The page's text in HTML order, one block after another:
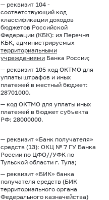
— реквизит 104 -
соответствующий код
классификации доходов
бюджетов Российской
Федерации (КБК): из Перечня
КБК, администрируемых
территориальными
учреждениями Банка России;
— реквизит 105 код ОКТМО для
уплаты штрафов и иных
платежей в местный бюджет:
28701000.
— код ОКТМО для уплаты иных
платежей в бюджет субъекта
РФ: 28000000.
— реквизит «Банк получателя»
средств (13): ОКЦ № 7 ГУ Банка
России по ЦФО//УФК по
Тульской области г. Тула;
— реквизит «БИК» банка
получателя средств (БИК
территориального органа
Федерального казначейства)